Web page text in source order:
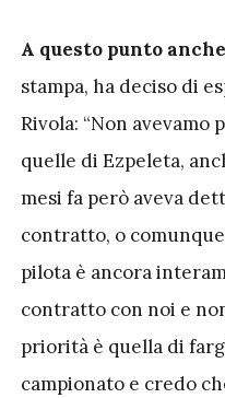
A questo punto
stampa, ha deciso di
Rivola: “Non
quelle di Ezpeleta,
mesi fa però aveva
contratto, o
pilota è ancora
contratto con noi e
priorità è quella di
campionato e credo